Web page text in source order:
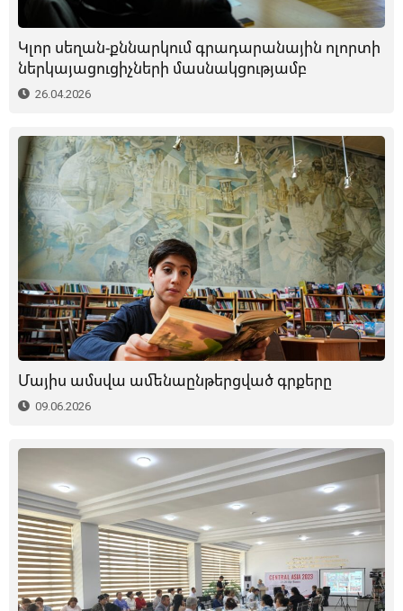
Կլոր սեղան-քննարկում գրադարանային ոլորտի
ներկայացուցիչների մասնակցությամբ
26.04.2026
Մայիս ամսվա ամենաընթերցված գրքերը
09.06.2026